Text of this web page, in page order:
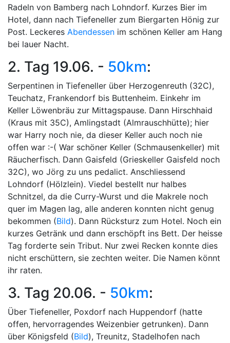
Radeln von Bamberg nach Lohndorf. Kurzes Bier im
Hotel, dann nach Tiefeneller zum Biergarten Hönig zur
Post. Leckeres Abendessen im schönen Keller am Hang
bei lauer Nacht.
2. Tag 19.06. - 50km:
Serpentinen in Tiefeneller über Herzogenreuth (32C),
Teuchatz, Frankendorf bis Buttenheim. Einkehr im
Keller Löwenbräu zur Mittagspause. Dann Hirschhaid
(Kraus mit 35C), Amlingstadt (Almrauschhütte); hier
war Harry noch nie, da dieser Keller auch noch nie
offen war :-( War schöner Keller (Schmausenkeller) mit
Räucherfisch. Dann Gaisfeld (Grieskeller Gaisfeld noch
32C), wo Jörg zu uns pedalict. Anschliessend
Lohndorf (Hölzlein). Viedel bestellt nur halbes
Schnitzel, da die Curry-Wurst und die Makrele noch
quer im Magen lag, alle anderen konnten nicht genug
bekommen (Bild). Dann Rücksturz zum Hotel. Noch ein
kurzes Getränk und dann erschöpft ins Bett. Der heisse
Tag forderte sein Tribut. Nur zwei Recken konnte dies
nicht erschüttern, sie zechten weiter. Die Namen könnt
ihr raten.
3. Tag 20.06. - 50km:
Über Tiefeneller, Poxdorf nach Huppendorf (hatte
offen, hervorragendes Weizenbier getrunken). Dann
über Königsfeld (Bild), Treunitz, Stadelhofen nach